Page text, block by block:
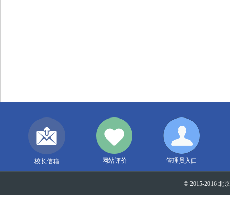
校长信箱 网站评价 管理员入口
© 2015-2016